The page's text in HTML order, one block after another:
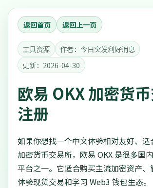
返回首页 返回上一页
工具资源
作者：今日突发利好消息
更新：2026-04-30
欧易 OKX 加密货
注册
如果你想找一个中文体验相对友好、适
加密货币交易所，欧易 OKX 是很多国
平台之一。它适合购买主流加密资产、
体验现货交易和学习 Web3 钱包生态。